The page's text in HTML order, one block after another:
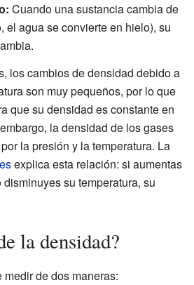
Cuando una sustancia cambia de
el agua se convierte en hielo), su
los cambios de densidad debido a
son muy pequeños, por lo que
que su densidad es constante en
la densidad de los gases
la presión y la temperatura. La
explica esta relación: si aumentas
su temperatura, su
la densidad?
de dos maneras: